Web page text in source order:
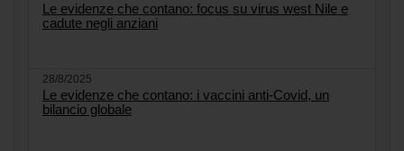
Le evidenze che contano: focus su virus west Nile e
cadute negli anziani
28/8/2025
Le evidenze che contano: i vaccini anti-Covid, un
bilancio globale